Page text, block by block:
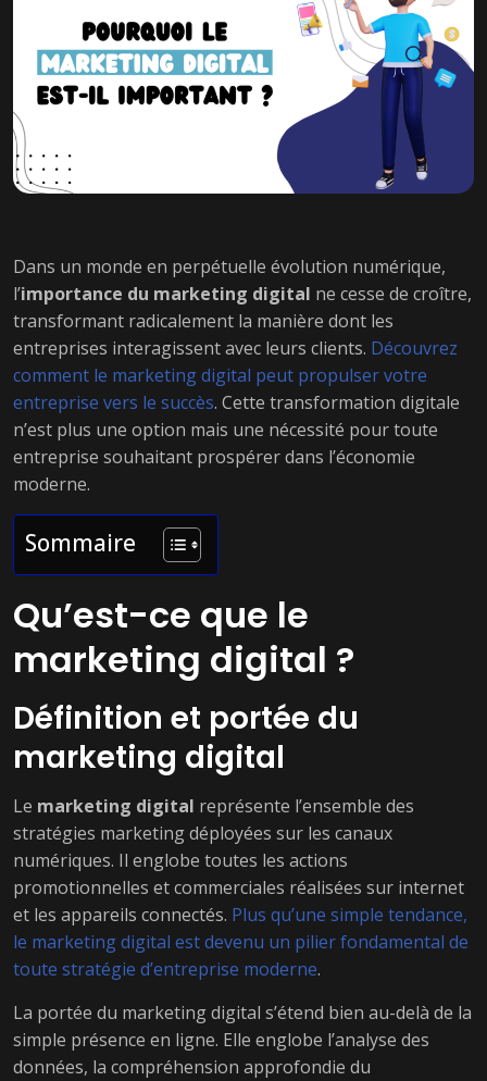
Dans un monde en perpétuelle évolution numérique,
l’importance du marketing digital ne cesse de croître,
transformant radicalement la manière dont les
entreprises interagissent avec leurs clients. Découvrez
comment le marketing digital peut propulser votre
entreprise vers le succès. Cette transformation digitale
n’est plus une option mais une nécessité pour toute
entreprise souhaitant prospérer dans l’économie
moderne.
Sommaire
Qu’est-ce que le
marketing digital ?
Définition et portée du
marketing digital
Le marketing digital représente l’ensemble des
stratégies marketing déployées sur les canaux
numériques. Il englobe toutes les actions
promotionnelles et commerciales réalisées sur internet
et les appareils connectés. Plus qu’une simple tendance,
le marketing digital est devenu un pilier fondamental de
toute stratégie d’entreprise moderne.
La portée du marketing digital s’étend bien au-delà de la
simple présence en ligne. Elle englobe l’analyse des
données, la compréhension approfondie du